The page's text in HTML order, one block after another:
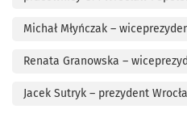
Michał Młyńczak –
Renata Granowska –
Jacek Sutryk – prezydent